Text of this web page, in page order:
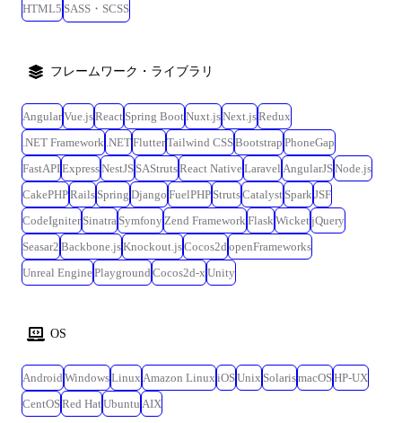
HTML5 SASS・SCSS
フレームワーク・ライブラリ
AngularVue.jsReact Spring BootNuxt.jsNext.jsRedux
.NET Framework .NETFlutterTailwind CSSBootstrap PhoneGap
FastAPIExpressNestJS SAStrutsReact NativeLaravel AngularJSNode.js
CakePHPRails Spring Django FuelPHP StrutsCatalyst Spark JSF
CodeIgniter Sinatra Symfony Zend Framework Flask WicketjQuery
Seasar2 Backbone.jsKnockout.jsCocos2d openFrameworks
Unreal EnginePlayground Cocos2d-x Unity
OS
Android WindowsLinux Amazon Linux iOSUnix SolarismacOSHP-UX
CentOSRed HatUbuntu AIX